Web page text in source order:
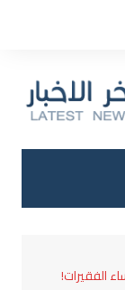
الفقيرات!